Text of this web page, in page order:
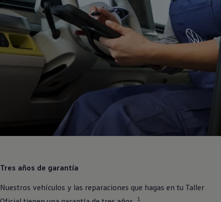
Tres años de garantía
Nuestros vehículos y las reparaciones que hagas en tu Taller
1